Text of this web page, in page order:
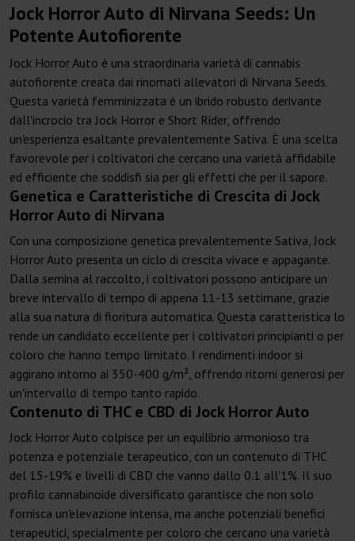
Jock Horror Auto di Nirvana Seeds: Un
Potente Autofiorente
Jock Horror Auto è una straordinaria varietà di cannabis
autofiorente creata dai rinomati allevatori di Nirvana Seeds.
Questa varietà femminizzata è un ibrido robusto derivante
dall'incrocio tra Jock Horror e Short Rider, offrendo
un'esperienza esaltante prevalentemente Sativa. È una scelta
favorevole per i coltivatori che cercano una varietà affidabile
ed efficiente che soddisfi sia per gli effetti che per il sapore.
Genetica e Caratteristiche di Crescita di Jock
Horror Auto di Nirvana
Con una composizione genetica prevalentemente Sativa, Jock
Horror Auto presenta un ciclo di crescita vivace e appagante.
Dalla semina al raccolto, i coltivatori possono anticipare un
breve intervallo di tempo di appena 11-13 settimane, grazie
alla sua natura di fioritura automatica. Questa caratteristica lo
rende un candidato eccellente per i coltivatori principianti o per
coloro che hanno tempo limitato. I rendimenti indoor si
aggirano intorno ai 350-400 g/m², offrendo ritorni generosi per
un'intervallo di tempo tanto rapido.
Contenuto di THC e CBD di Jock Horror Auto
Jock Horror Auto colpisce per un equilibrio armonioso tra
potenza e potenziale terapeutico, con un contenuto di THC
del 15-19% e livelli di CBD che vanno dallo 0.1 all'1%. Il suo
profilo cannabinoide diversificato garantisce che non solo
fornisca un'elevazione intensa, ma anche potenziali benefici
terapeutici, specialmente per coloro che cercano una varietà